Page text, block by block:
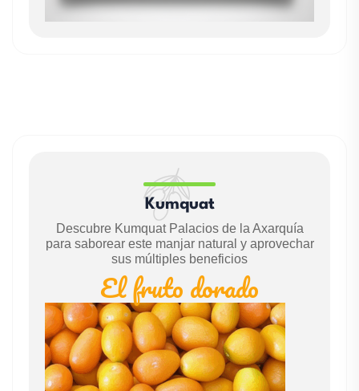
Kumquat
Descubre Kumquat Palacios de la Axarquía
para saborear este manjar natural y aprovechar
sus múltiples beneficios
El fruto dorado